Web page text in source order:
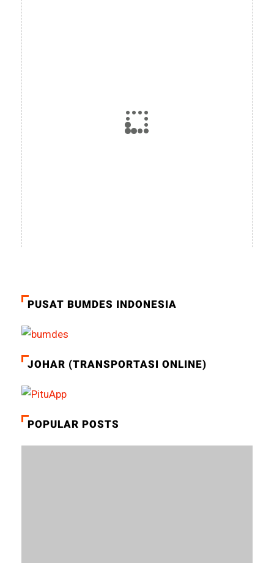
PUSAT BUMDES INDONESIA
JOHAR (TRANSPORTASI ONLINE)
POPULAR POSTS